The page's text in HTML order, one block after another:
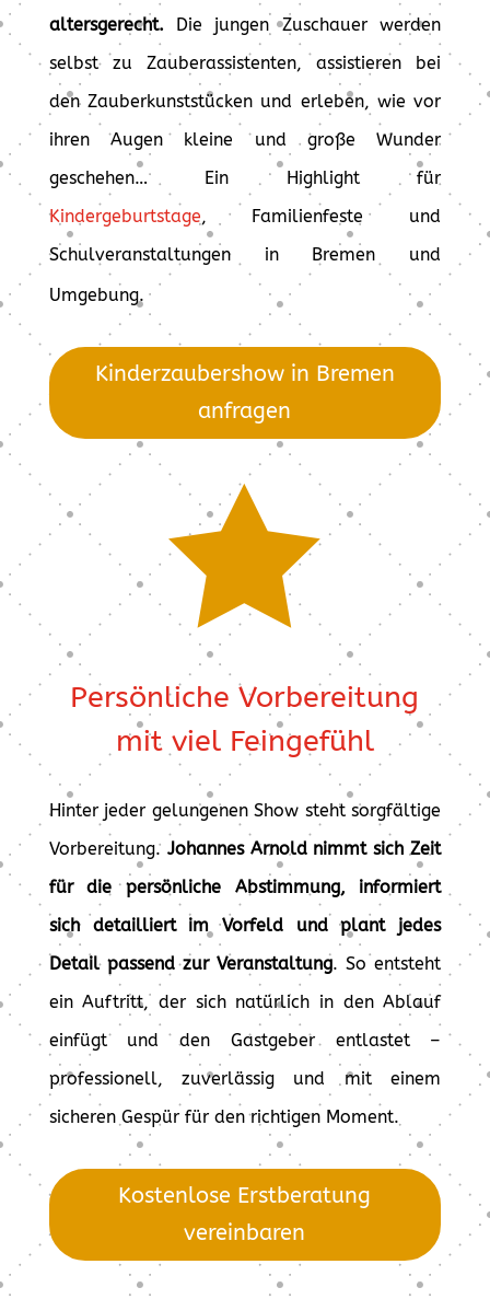
altersgerecht. Die jungen Zuschauer werden
selbst zu Zauberassistenten, assistieren bei
den Zauberkunststücken und erleben, wie vor
ihren Augen kleine und große Wunder
geschehen… Ein Highlight für
Kindergeburtstage, Familienfeste und
Schulveranstaltungen in Bremen und
Umgebung.
Kinderzaubershow in Bremen
anfragen

Persönliche Vorbereitung
mit viel Feingefühl
Hinter jeder gelungenen Show steht sorgfältige
Vorbereitung. Johannes Arnold nimmt sich Zeit
für die persönliche Abstimmung, informiert
sich detailliert im Vorfeld und plant jedes
Detail passend zur Veranstaltung. So entsteht
ein Auftritt, der sich natürlich in den Ablauf
einfügt und den Gastgeber entlastet –
professionell, zuverlässig und mit einem
sicheren Gespür für den richtigen Moment.
Kostenlose Erstberatung
vereinbaren